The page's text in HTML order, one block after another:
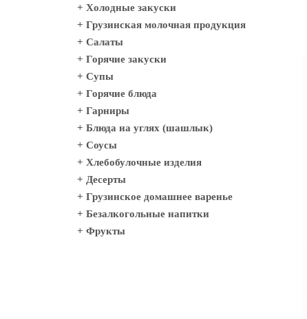
+ Холодные закуски
+ Грузинская молочная продукция
+ Салаты
+ Горячие закуски
+ Супы
+ Горячие блюда
+ Гарниры
+ Блюда на углях (шашлык)
+ Соусы
+ Хлебобулочные изделия
+ Десерты
+ Грузинское домашнее варенье
+ Безалкогольные напитки
+ Фрукты